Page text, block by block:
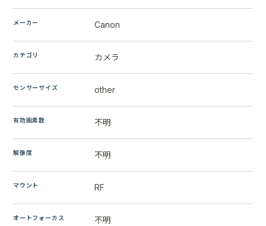
メーカー Canon
カテゴリ カメラ
センサーサイズ other
有効画素数 不明
解像度 不明
マウント RF
オートフォーカス 不明